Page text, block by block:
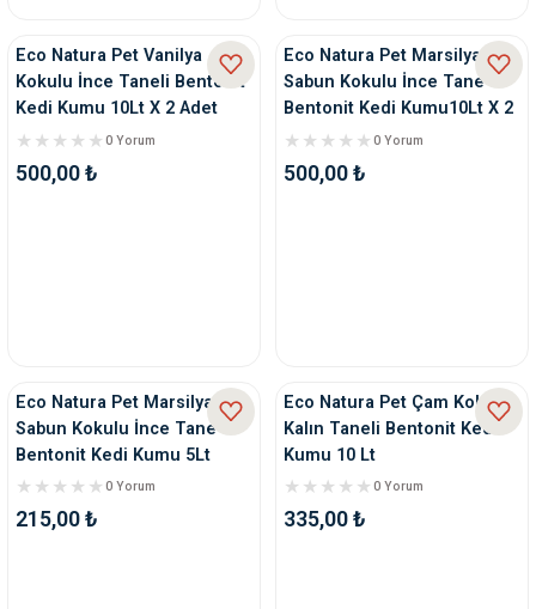
Kemikleri
Seyahat Ürünleri
Eco Natura Pet Vanilya
Kokulu İnce Taneli Bentonit
Kedi Kumu 10Lt X 2 Adet
0 Yorum
500,00 ₺
Eco Natura Pet Marsilya
Sabun Kokulu İnce Tane
Bentonit Kedi Kumu10Lt X 2
Adet
0 Yorum
500,00 ₺
Eco Natura Pet Marsilya
Sabun Kokulu İnce Tane
Bentonit Kedi Kumu 5Lt
0 Yorum
215,00 ₺
Eco Natura Pet Çam Kokulu
Kalın Taneli Bentonit Kedi
Kumu 10 Lt
0 Yorum
335,00 ₺